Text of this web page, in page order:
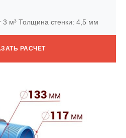
3 м³ Толщина стенки: 4,5 мм
РАСЧЕТ